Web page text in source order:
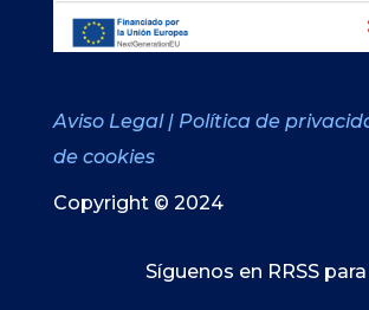
Aviso Legal | Política de
de cookies
Copyright © 2024
Síguenos en RRSS